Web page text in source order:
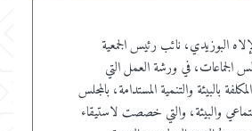
البوزيدي، نائب رئيس الجمعية
الجماعات، في ورشة العمل التي
بالبيئة والتنمية المستدامة، بالمجلس
والبيئة، والتي خصصت لاستيقاء